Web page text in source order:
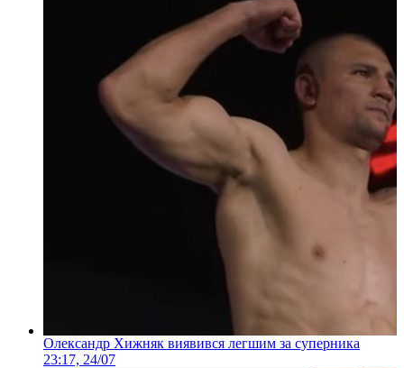
Олександр Хижняк виявився легшим за суперника
23:17, 24/07